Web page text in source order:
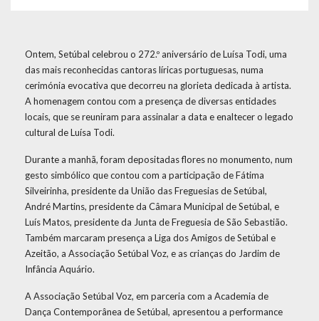
Ontem, Setúbal celebrou o 272.º aniversário de Luísa Todi, uma
das mais reconhecidas cantoras líricas portuguesas, numa
cerimónia evocativa que decorreu na glorieta dedicada à artista.
A homenagem contou com a presença de diversas entidades
locais, que se reuniram para assinalar a data e enaltecer o legado
cultural de Luísa Todi.
Durante a manhã, foram depositadas flores no monumento, num
gesto simbólico que contou com a participação de Fátima
Silveirinha, presidente da União das Freguesias de Setúbal,
André Martins, presidente da Câmara Municipal de Setúbal, e
Luís Matos, presidente da Junta de Freguesia de São Sebastião.
Também marcaram presença a Liga dos Amigos de Setúbal e
Azeitão, a Associação Setúbal Voz, e as crianças do Jardim de
Infância Aquário.
A Associação Setúbal Voz, em parceria com a Academia de
Dança Contemporânea de Setúbal, apresentou a performance